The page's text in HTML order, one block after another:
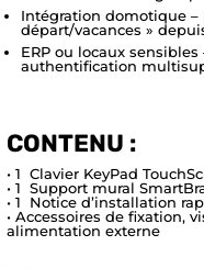
Intégration domotique –
départ/vacances »
ERP ou locaux
authentification
CONTENU :
• 1 Clavier KeyPad
• 1 Support mural
• 1 Notice d’installation
• Accessoires de fixation,
alimentation externe